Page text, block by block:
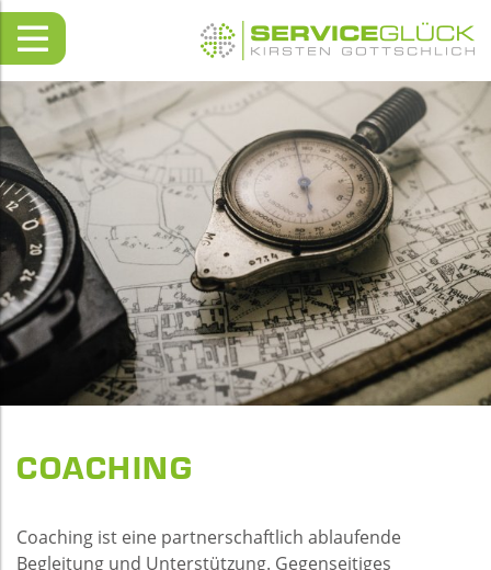
COACHING
Coaching ist eine partnerschaftlich ablaufende
Begleitung und Unterstützung. Gegenseitiges